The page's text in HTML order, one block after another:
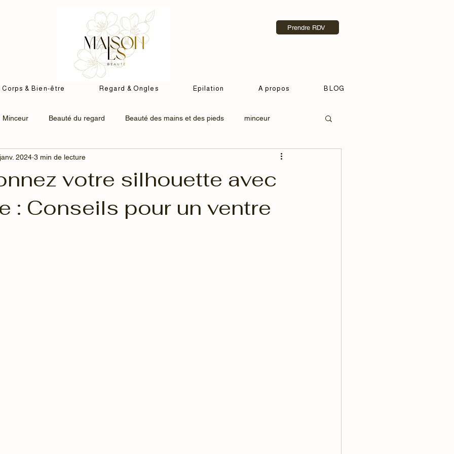
Prendre RDV
Corps & Bien-être Regard & Ongles Epilation A propos BLOG
Minceur Beauté du regard Beauté des mains et des pieds minceur
K-beauty cellulite
votre silhouette avec
: Conseils pour un ventre
2024 3 min de lecture